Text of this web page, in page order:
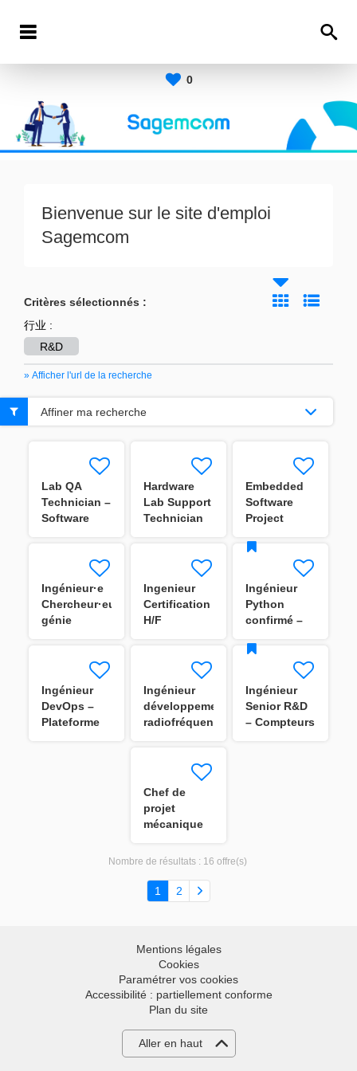
0
Bienvenue sur le site d'emploi
Sagemcom
Critères sélectionnés :
行业 :
R&D
» Afficher l'url de la recherche
Lab QA
Technician –
Software
Hardware
Lab Support
Technician
Embedded
Software
Project
Ingénieur·e
Chercheur·euse
génie
Ingenieur
Certification
H/F
Ingénieur
Python
confirmé –
Platform /
Ingénieur
DevOps –
Plateforme
Ingénieur
développement
radiofréquence
Ingénieur
Senior R&D
– Compteurs
Chef de
projet
mécanique
Affiner ma recherche
Nombre de résultats : 16 offre(s)
1 2
Mentions légales
Cookies
Paramétrer vos cookies
Accessibilité : partiellement conforme
Plan du site
Aller en haut